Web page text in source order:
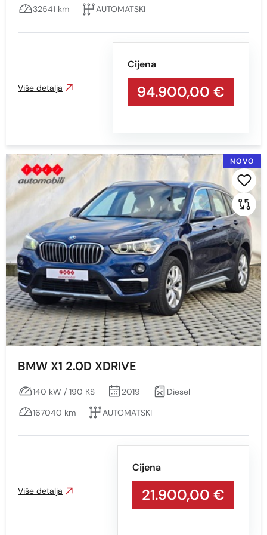
Max
Min Max
Prikaži Obriši
Vrsta motora
Sve
Benzin
ELEKTRIČNI MOTOR
32541 km
AUTOMATSKI
Cijena
94.900,00 €
Više detalja
NOVO
BMW X1 2.0D XDRIVE
140 kW / 190 KS 2019
Diesel
167040 km
AUTOMATSKI
Cijena
21.900,00 €
Više detalja